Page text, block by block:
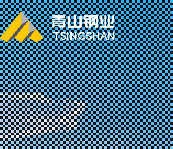
TSINGSHAN